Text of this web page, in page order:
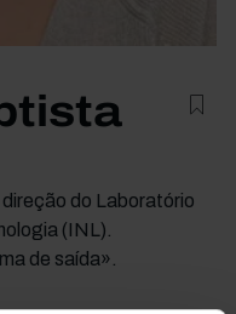
do Laboratório
(INL).
de saída».